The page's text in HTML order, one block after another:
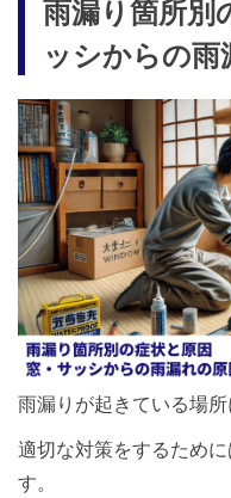
雨漏り箇所別
ッシからの雨
雨漏りが起きている場所
適切な対策をするため
す。